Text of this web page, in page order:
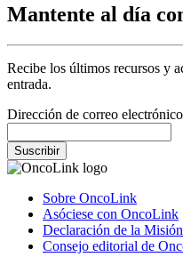
Mantente al día
Recibe los últimos recursos y
entrada.
Dirección de correo
Suscribir
Sobre OncoLink
Asóciese con OncoLink
Declaración de la Misión
Consejo editorial de